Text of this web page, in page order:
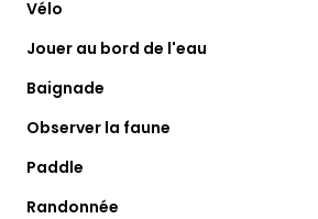
Vélo
Jouer au bord de l'eau
Baignade
Observer la faune
Paddle
Randonnée